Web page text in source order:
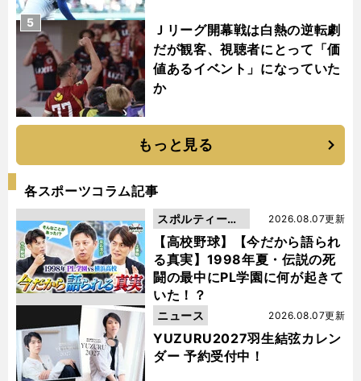
Ｊリーグ開幕戦は白熱の逆転劇
だが観客、視聴者にとって「価
値あるイベント」になっていた
か
5
もっと見る
各スポーツコラム記事
【高校野球】【今だから語られ
る真実】1998年夏・伝説の死
闘の最中にPL学園に何が起きて
いた！？
2026.08.07更新
スポルティーバ
動画
YUZURU2027羽生結弦カレン
ダー 予約受付中！
2026.08.07更新
ニュース